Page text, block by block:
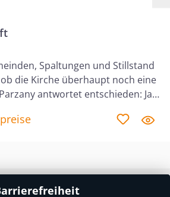
Spaltungen und Stillstand
die Kirche überhaupt noch eine
antwortet entschieden: Ja –
sondern seit Beginn der Welt,
– gegründet auf Jesus Christus,
Fundament. Sie ist nicht an
oder menschliche Strukturen